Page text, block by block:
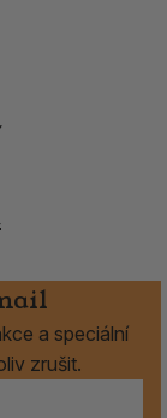
a speciální
zrušit.